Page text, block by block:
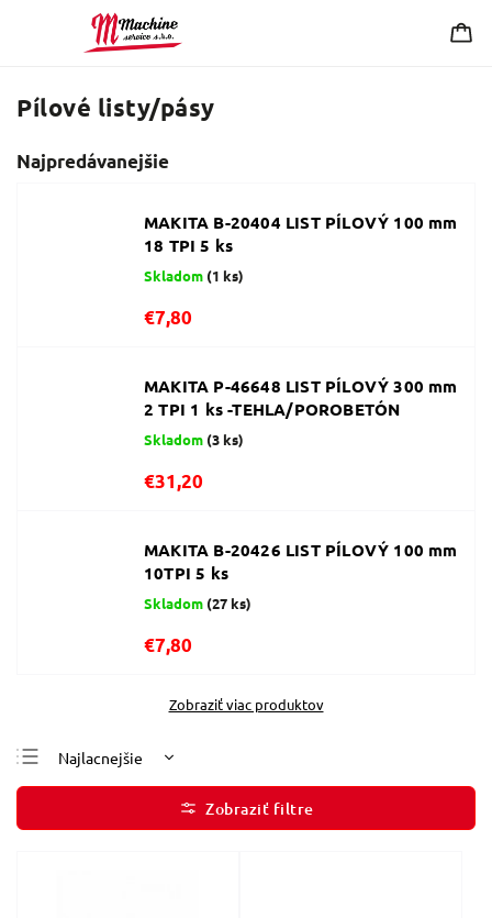
Pílové listy/pásy
Najpredávanejšie
MAKITA B-20404 LIST PÍLOVÝ 100 mm
18 TPI 5 ks
Skladom (1 ks)
€7,80
MAKITA P-46648 LIST PÍLOVÝ 300 mm
2 TPI 1 ks -TEHLA/POROBETÓN
Skladom (3 ks)
€31,20
MAKITA B-20426 LIST PÍLOVÝ 100 mm
10TPI 5 ks
Skladom (27 ks)
€7,80
Zobraziť viac produktov
Najlacnejšie
Najdrahšie
Najpredávanejšie